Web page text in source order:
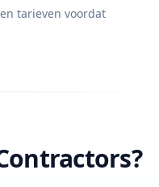
tarieven voordat